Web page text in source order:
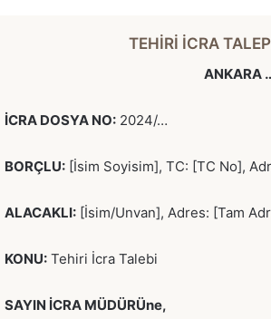
TEHİRİ İCRA
ANKARA
İCRA DOSYA NO: 2024/…
BORÇLU: [İsim Soyisim], TC: [TC No],
ALACAKLI: [İsim/Unvan], Adres: [Tam
KONU: Tehiri İcra Talebi
SAYIN İCRA MÜDÜRÜne,